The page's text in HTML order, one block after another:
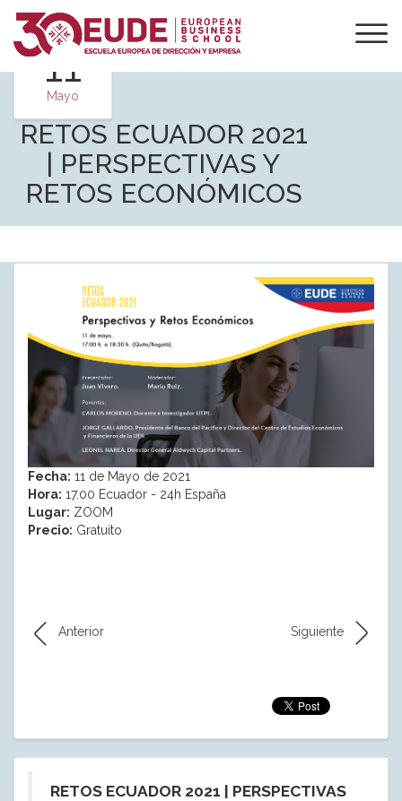
11
Mayo
RETOS ECUADOR 2021
| PERSPECTIVAS Y
RETOS ECONÓMICOS
Fecha: 11 de Mayo de 2021
Hora: 17.00 Ecuador - 24h España
Lugar: ZOOM
Precio: Gratuito
Anterior Siguiente
RETOS ECUADOR 2021 | PERSPECTIVAS